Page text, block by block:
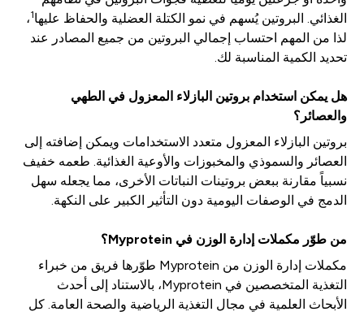
الغذائي. البروتين يُسهم في نمو الكتلة العضلية والحفاظ عليها1،
لذا من المهم احتساب إجمالي البروتين من جميع المصادر عند
تحديد الكمية المناسبة لك.
هل يمكن استخدام بروتين البازلاء المعزول في الطهي
والعصائر؟
بروتين البازلاء المعزول متعدد الاستخدامات ويمكن إضافته إلى
العصائر والسموذي والمخبوزات والأوعية الغذائية. طعمه خفيف
نسبياً مقارنة ببعض بروتينات النباتات الأخرى، مما يجعله سهل
الدمج في الوصفات اليومية دون التأثير الكبير على النكهة.
من طوّر مكملات إدارة الوزن في Myprotein؟
مكملات إدارة الوزن من Myprotein طوّرها فريق من خبراء
التغذية المتخصصين في Myprotein، بالاستناد إلى أحدث
الأبحاث العلمية في مجال التغذية الرياضية والصحة العامة. كل